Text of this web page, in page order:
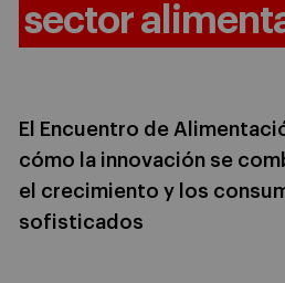
sector
El Encuentro de
cómo la innovación se
el crecimiento y los
sofisticados